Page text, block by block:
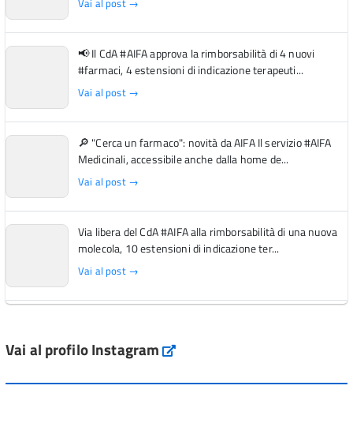
📢 Il CdA #AIFA approva la rimborsabilità di 4 nuovi
#farmaci, 4 estensioni di indicazione terapeuti...
Vai al post →
🔎 "Cerca un farmaco": novità da AIFA Il servizio #AIFA
Medicinali, accessibile anche dalla home de...
Vai al post →
Via libera del CdA #AIFA alla rimborsabilità di una nuova
molecola, 10 estensioni di indicazione ter...
Vai al post →
Vai al post →
Vai al profilo Instagram Instagram